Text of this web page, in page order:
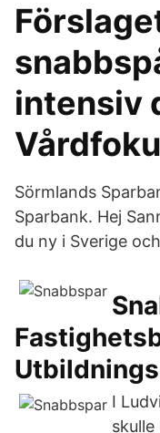
intensiv
Sörmlands
Sparbank. Hej
du ny i Sverige
I